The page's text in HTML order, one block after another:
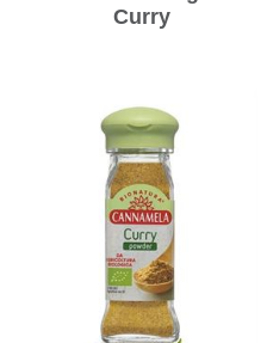
Curry